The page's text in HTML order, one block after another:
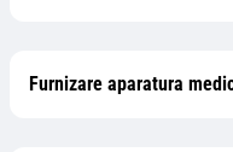
Furnizare aparatura